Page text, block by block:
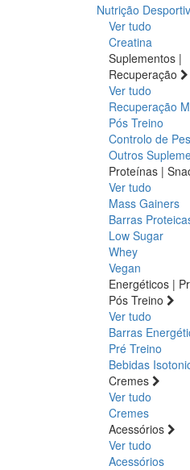
Nutrição
Ver tudo
Creatina
Suplementos |
Recuperação
Ver tudo
Recuperação
Pós Treino
Controlo de
Outros
Proteínas |
Ver tudo
Mass Gainers
Barras
Low Sugar
Whey
Vegan
Energéticos |
Pós Treino
Ver tudo
Barras
Pré Treino
Bebidas
Cremes
Ver tudo
Cremes
Acessórios
Ver tudo
Acessórios